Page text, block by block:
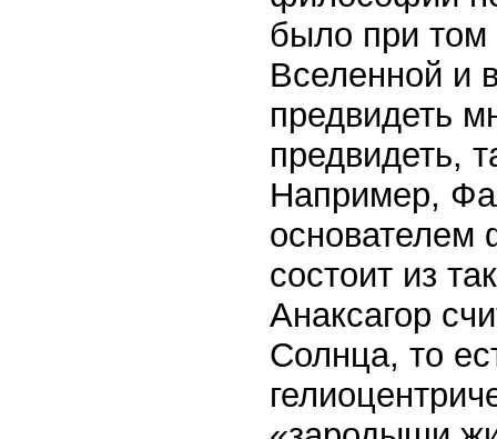
было при том
Вселенной и
предвидеть
предвидеть,
Например,
состоит из
Анаксагор
Солнца, то